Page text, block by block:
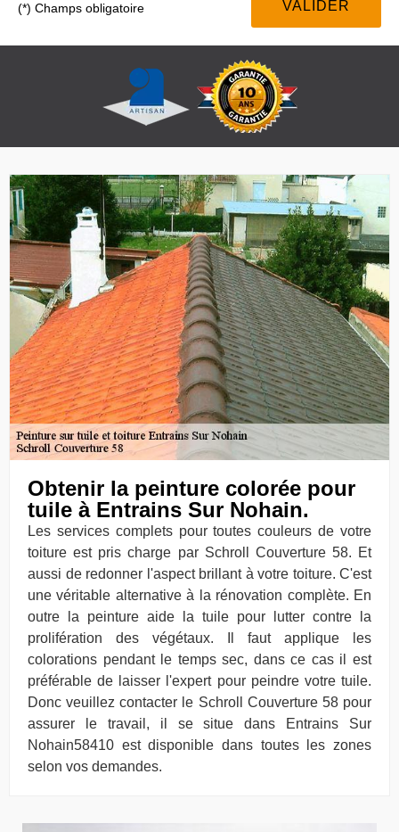
(*) Champs obligatoire
Obtenir la peinture colorée pour
tuile à Entrains Sur Nohain.
Les services complets pour toutes couleurs de votre
toiture est pris charge par Schroll Couverture 58. Et
aussi de redonner l'aspect brillant à votre toiture. C'est
une véritable alternative à la rénovation complète. En
outre la peinture aide la tuile pour lutter contre la
prolifération des végétaux. Il faut applique les
colorations pendant le temps sec, dans ce cas il est
préférable de laisser l'expert pour peindre votre tuile.
Donc veuillez contacter le Schroll Couverture 58 pour
assurer le travail, il se situe dans Entrains Sur
Nohain58410 est disponible dans toutes les zones
selon vos demandes.